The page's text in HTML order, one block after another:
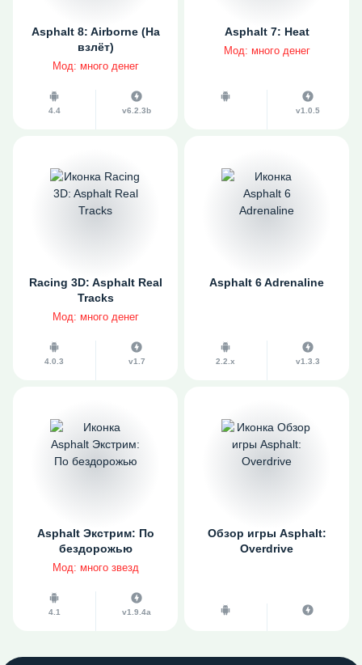
Asphalt 8: Airborne (На
взлёт)
Мод: много денег
4.4 v6.2.3b
Asphalt 7: Heat
Мод: много денег
v1.0.5
Racing 3D: Asphalt Real
Tracks
Мод: много денег
4.0.3 v1.7
Asphalt 6 Adrenaline
2.2.x v1.3.3
Asphalt Экстрим: По
бездорожью
Мод: много звезд
4.1 v1.9.4a
Обзор игры Asphalt:
Overdrive